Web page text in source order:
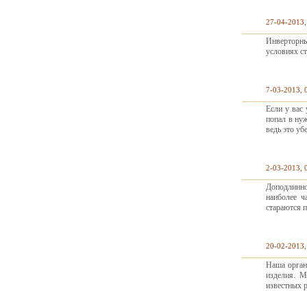
27-04-
условиях
7-03-2013,
Если у вас
попал в
ведь это
2-03-2013,
наиболее
стараются
20-02-
Наша
изделия.
известных